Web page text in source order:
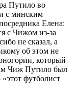
Путило во
с минским
Елена:
с Чижом из-за
не сказал, а
об этом не
который
Чиж Путило был
футболист